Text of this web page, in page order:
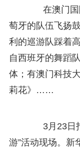
在澳门国
萄牙的队伍飞扬
利的巡游队踩着
自西班牙的舞蹈
体；有澳门科技
莉花》……
3月23日拍
游”活动现场。新